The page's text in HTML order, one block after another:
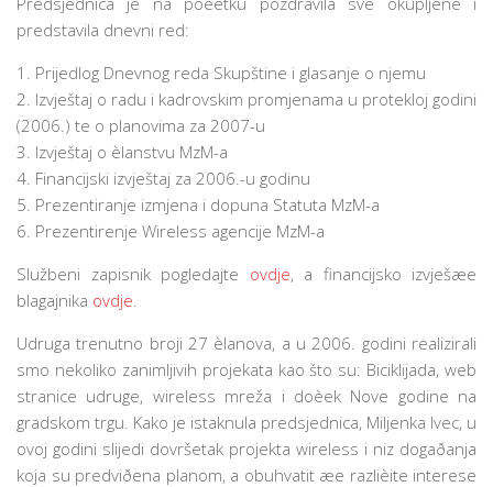
predstavila dnevni red:
1. Prijedlog Dnevnog reda Skupštine i glasanje o njemu
2. Izvještaj o radu i kadrovskim promjenama u protekloj godini
(2006.) te o planovima za 2007-u
3. Izvještaj o èlanstvu MzM-a
4. Financijski izvještaj za 2006.-u godinu
5. Prezentiranje izmjena i dopuna Statuta MzM-a
6. Prezentirenje Wireless agencije MzM-a
Službeni zapisnik pogledajte ovdje, a financijsko izvješæe
blagajnika ovdje.
Udruga trenutno broji 27 èlanova, a u 2006. godini realizirali
smo nekoliko zanimljivih projekata kao što su: Biciklijada, web
stranice udruge, wireless mreža i doèek Nove godine na
gradskom trgu. Kako je istaknula predsjednica, Miljenka Ivec, u
ovoj godini slijedi dovršetak projekta wireless i niz dogaðanja
koja su predviðena planom, a obuhvatit æe razlièite interese